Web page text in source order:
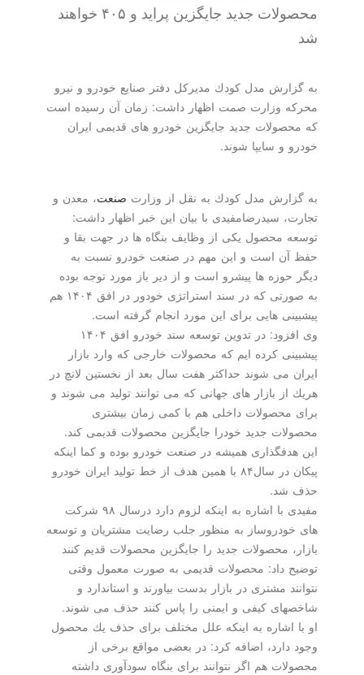
محصولات جدید جایگزین پراید و ۴۰۵ خواهند
به گزارش مدل كودك مدیركل دفتر صنایع خودرو و نیرو
محركه وزارت صمت اظهار داشت: زمان آن رسیده است
كه محصولات جدید جایگزین خودرو های قدیمی ایران
خودرو و سایپا شوند.
به گزارش مدل كودك به نقل از وزارت صنعت، معدن و
تجارت، سیدرضامفیدی با بیان این خبر اظهار داشت:
توسعه محصول یكی از وظایف بنگاه ها در جهت بقا و
حفظ آن است و این مهم در صنعت خودرو نسبت به
دیگر حوزه ها پیشرو است و از دیر باز مورد توجه بوده
به صورتی كه در سند استراتژی خودور در افق ۱۴۰۴ هم
پیشبینی هایی برای این مورد انجام گرفته است.
وی افزود: در تدوین توسعه سند خودرو افق ۱۴۰۴
پیشبینی كرده ایم كه محصولات خارجی كه وارد بازار
ایران می شوند حداكثر هفت سال بعد از نخستین لانچ در
هریك از بازار های جهانی كه می توانند تولید می شوند و
برای محصولات داخلی هم با كمی زمان بیشتری
محصولات جدید خودرا جایگزین محصولات قدیمی كند.
این هدفگذاری همیشه در صنعت خودرو بوده و كما اینكه
پیكان در سال۸۴ با همین هدف از خط تولید ایران خودرو
حذف شد.
مفیدی با اشاره به اینكه لزوم دارد درسال ۹۸ شركت
های خودروساز به منظور جلب رضایت مشتریان و توسعه
بازار، محصولات جدید را جایگزین محصولات قدیم كنند
توضیح داد: محصولات قدیمی به صورت معمول وقتی
نتوانند مشتری در بازار بدست بیاورند و استاندارد و
شاخصهای كیفی و ایمنی را پاس كنند حذف می شوند.
او با اشاره به اینكه علل مختلف برای حذف یك محصول
وجود دارد، اضافه كرد: در بعضی مواقع برخی از
محصولات هم اگر نتوانند برای بنگاه سودآوری داشته